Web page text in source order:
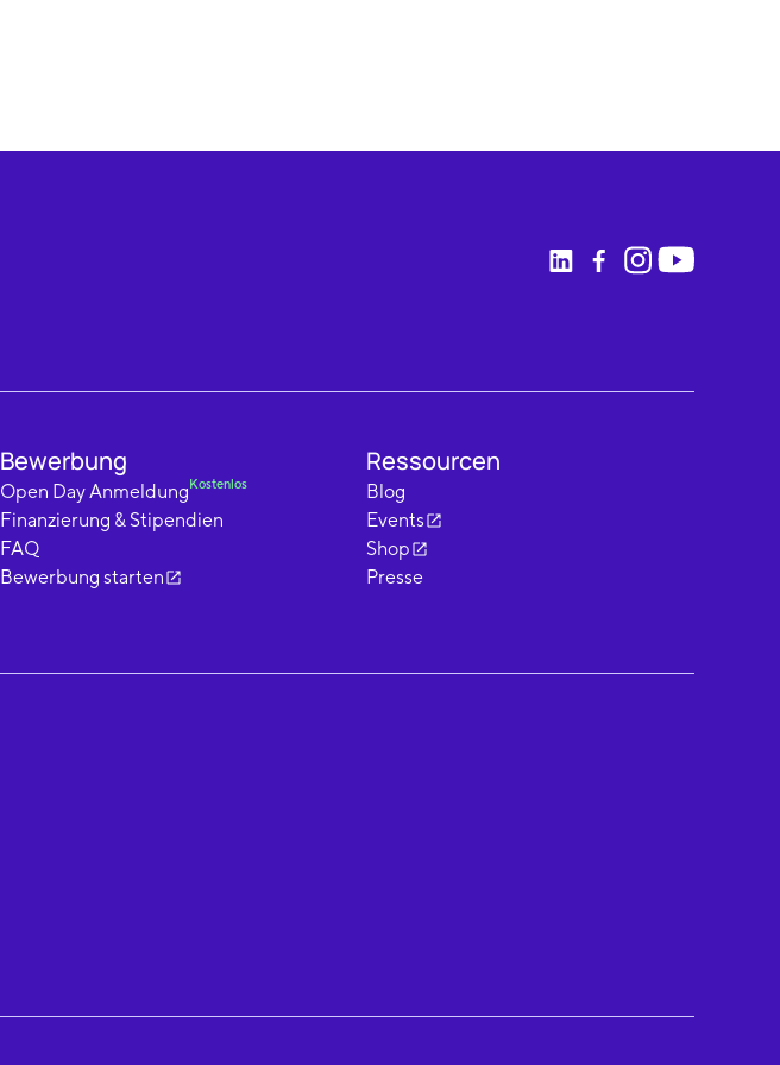
Bewerbung
Open Day AnmeldungKostenlos
Finanzierung & Stipendien
FAQ
Bewerbung starten
Ressourcen
Blog
Events
Shop
Presse